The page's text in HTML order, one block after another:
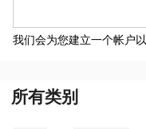
我们会为您建立一个帐户
所有类别